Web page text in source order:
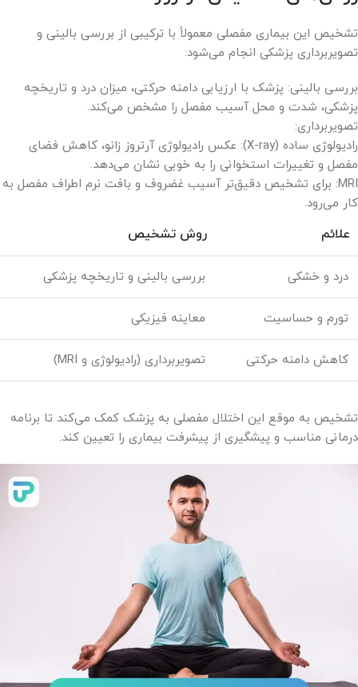
تشخیص این بیماری مفصلی معمولاً با ترکیبی از بررسی بالینی و
تصویربرداری پزشکی انجام می‌شود:
بررسی بالینی: پزشک با ارزیابی دامنه حرکتی، میزان درد و تاریخچه
پزشکی، شدت و محل آسیب مفصل را مشخص می‌کند.
تصویربرداری:
رادیولوژی ساده (X-ray): عکس رادیولوژی آرتروز زانو، کاهش فضای
مفصل و تغییرات استخوانی را به خوبی نشان می‌دهد.
MRI: برای تشخیص دقیق‌تر آسیب غضروف و بافت نرم اطراف مفصل به
کار می‌رود.
علائم روش تشخیص
درد و خشکی بررسی بالینی و تاریخچه پزشکی
تورم و حساسیت معاینه فیزیکی
کاهش دامنه حرکتی تصویربرداری (رادیولوژی و MRI)
تشخیص به موقع این اختلال مفصلی به پزشک کمک می‌کند تا برنامه
درمانی مناسب و پیشگیری از پیشرفت بیماری را تعیین کند.